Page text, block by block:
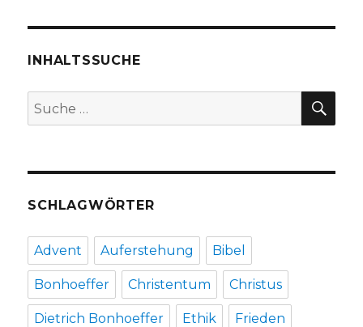
Fleischer,
2019
INHALTSSUCHE
Suche
nach:
SCHLAGWÖRTER
Advent Auferstehung Bibel
Bonhoeffer Christentum Christus
Dietrich Bonhoeffer Ethik Frieden